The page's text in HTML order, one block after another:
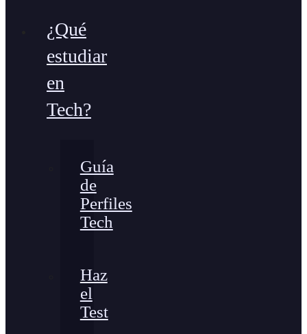
¿Qué
estudiar
en
Tech?
Guía
de
Perfiles
Tech
Haz
el
Test